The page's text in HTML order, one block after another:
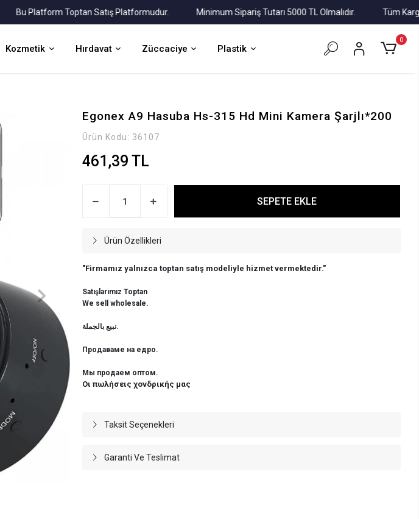
Bu Platform Toptan Satış Platformudur. Minimum Sipariş Tutarı 5000 TL Olmalıdır. Tüm Kargolar
Kozmetik Hırdavat Züccaciye Plastik
0
Egonex A9 Hasuba Hs-315 Hd Mini Kamera Şarjlı*200
Ürün Kodu: 36107
461,39 TL
SEPETE EKLE
Ürün Özellikleri
"Firmamız yalnızca toptan satış modeliyle hizmet vermektedir."
Satışlarımız Toptan
We sell wholesale.
نبيع بالجملة.
Продаваме на едро.
Мы продаем оптом.
Οι πωλήσεις χονδρικής μας
Taksit Seçenekleri
Garanti Ve Teslimat